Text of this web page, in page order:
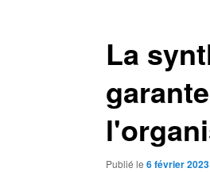
La
Publié le 6 février 2023